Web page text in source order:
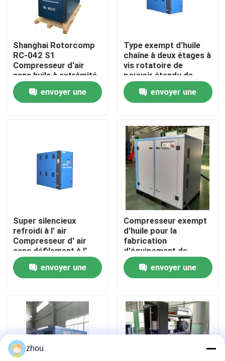
Maison
Produits
Au sujet de nous
Contrôle de qualité
Contactez-nous
Cas
Demandez une citation
Shanghai Rotorcomp
RC-042 S1
Compresseur d'air
sans huile à extrémité
d'air avec 2890 min de
vitesse du moteur
envoyer une
Type exempt d'huile
chaîne à deux étages à
vis rotatoire de
pouvoir étendu de
compresseur d'air
envoyer une
Super silencieux
refroidi à l' air
Compresseur d' air
sans défilement à l'
huile
envoyer une
Compresseur exempt
d'huile pour la
fabrication
d'équipement de
précision
envoyer une
zhou